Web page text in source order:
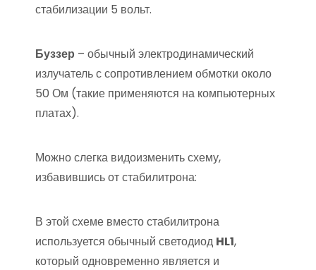
стабилизации 5 вольт.
Буззер – обычный электродинамический
излучатель с сопротивлением обмотки около
50 Ом (такие применяются на компьютерных
платах).
Можно слегка видоизменить схему,
избавившись от стабилитрона:
В этой схеме вместо стабилитрона
используется обычный светодиод HL1,
который одновременно является и